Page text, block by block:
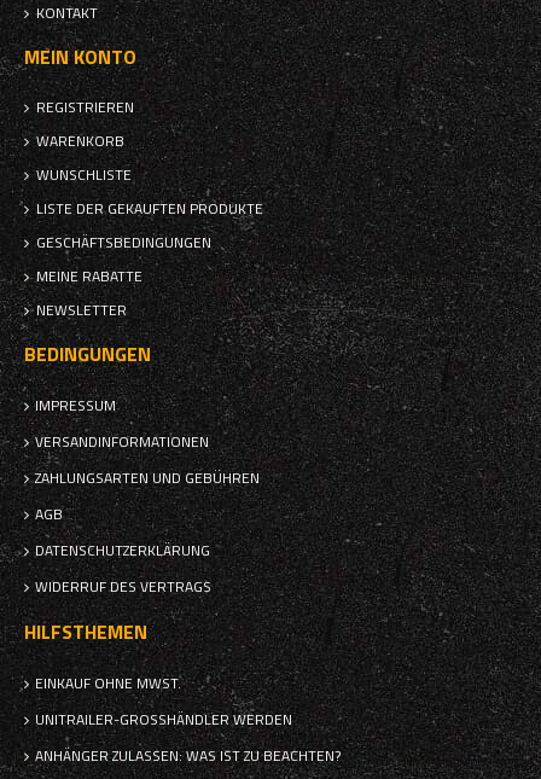
KONTAKT
MEIN KONTO
REGISTRIEREN
WARENKORB
WUNSCHLISTE
LISTE DER GEKAUFTEN PRODUKTE
GESCHÄFTSBEDINGUNGEN
MEINE RABATTE
NEWSLETTER
BEDINGUNGEN
IMPRESSUM
VERSANDINFORMATIONEN
ZAHLUNGSARTEN UND GEBÜHREN
AGB
DATENSCHUTZERKLÄRUNG
WIDERRUF DES VERTRAGS
HILFSTHEMEN
EINKAUF OHNE MWST.
UNITRAILER-GROSSHÄNDLER WERDEN
ANHÄNGER ZULASSEN: WAS IST ZU BEACHTEN?